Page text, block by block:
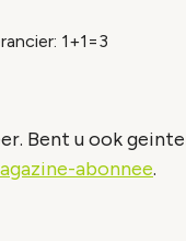
1+1=3
Bent u ook
abonnee.